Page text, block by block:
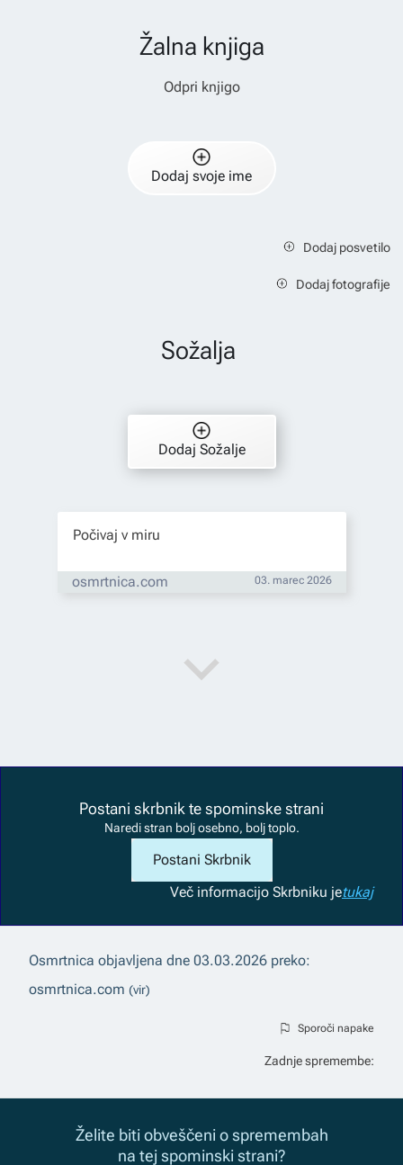
Žalna knjiga
Odpri knjigo
Dodaj svoje ime
Dodaj posvetilo
Dodaj fotografije
Sožalja
Dodaj Sožalje
Počivaj v miru
osmrtnica.com 03. marec 2026
Postani skrbnik te spominske strani
Naredi stran bolj osebno, bolj toplo.
Postani Skrbnik
Več informacijo Skrbniku jetukaj
Osmrtnica objavljena dne 03.03.2026 preko:
osmrtnica.com (vir)
Sporoči napake
Zadnje spremembe:
Želite biti obveščeni o spremembah
na tej spominski strani?